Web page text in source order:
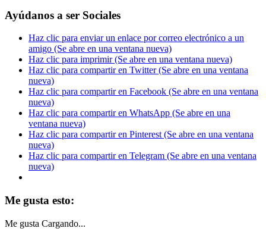
Ayúdanos a ser Sociales
Haz clic para enviar un enlace por correo electrónico a un
amigo (Se abre en una ventana nueva)
Haz clic para imprimir (Se abre en una ventana nueva)
Haz clic para compartir en Twitter (Se abre en una ventana
nueva)
Haz clic para compartir en Facebook (Se abre en una ventana
nueva)
Haz clic para compartir en WhatsApp (Se abre en una
ventana nueva)
Haz clic para compartir en Pinterest (Se abre en una ventana
nueva)
Haz clic para compartir en Telegram (Se abre en una ventana
nueva)
Me gusta esto:
Me gusta Cargando...